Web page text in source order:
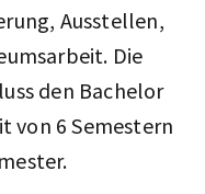
Ausstellen,
Die
den Bachelor
von 6 Semestern